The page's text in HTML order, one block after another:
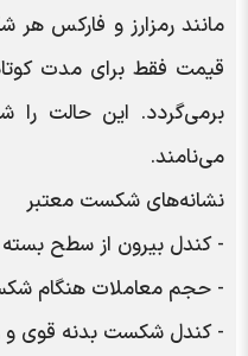
مانند رمزارز و فارکس
قیمت فقط برای مدت
برمی‌گردد. این حالت
می‌نامند.
نشانه‌های شکست معتبر
- کندل بیرون از سطح بسته
- حجم معاملات هنگام
- کندل شکست بدنه قوی و